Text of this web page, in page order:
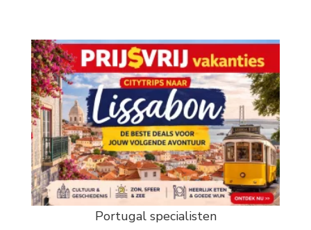
Portugal specialisten